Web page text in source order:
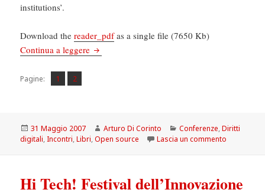
institutions’.
Download thereader_pdfas a single file (7650 Kb)
Continua a leggere Networked Politics
Pagine: Pagina
1 ,
Pagina
2
Scritto
il
31 Maggio 2007 Autore
Arturo Di Corinto Categorie
Conferenze,Diritti
digitali,Incontri,Libri,Open source Lascia un commento
Hi Tech! Festival dell’Innovazione